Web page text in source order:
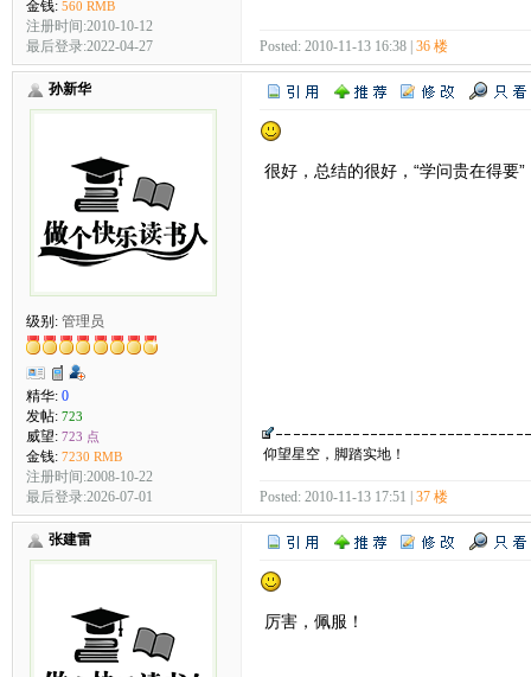
金钱: 560 RMB
注册时间:2010-10-12
最后登录:2022-04-27
Posted: 2010-11-13 16:38 | 36 楼
孙新华
级别: 管理员
精华: 0
发帖: 723
威望: 723 点
金钱: 7230 RMB
注册时间:2008-10-22
最后登录:2026-07-01
很好，总结的很好，“学问贵在得要
仰望星空，脚踏实地！
Posted: 2010-11-13 17:51 | 37 楼
张建雷
厉害，佩服！